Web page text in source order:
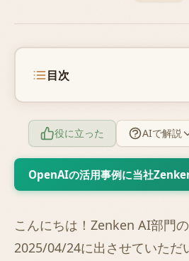
目次
役に立った AIで解説
OpenAIの活用事例に当社
こんにちは！Zenken AI部門の
2025/04/24に出させていただ